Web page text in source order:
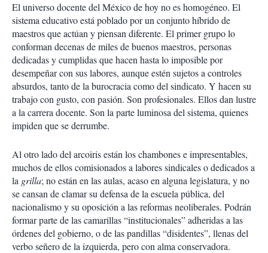
El universo docente del México de hoy no es homogéneo. El
sistema educativo está poblado por un conjunto híbrido de
maestros que actúan y piensan diferente. El primer grupo lo
conforman decenas de miles de buenos maestros, personas
dedicadas y cumplidas que hacen hasta lo imposible por
desempeñar con sus labores, aunque estén sujetos a controles
absurdos, tanto de la burocracia como del sindicato. Y hacen su
trabajo con gusto, con pasión. Son profesionales. Ellos dan lustre
a la carrera docente. Son la parte luminosa del sistema, quienes
impiden que se derrumbe.
Al otro lado del arcoiris están los chambones e impresentables,
muchos de ellos comisionados a labores sindicales o dedicados a
la grilla; no están en las aulas, acaso en alguna legislatura, y no
se cansan de clamar su defensa de la escuela pública, del
nacionalismo y su oposición a las reformas neoliberales. Podrán
formar parte de las camarillas “institucionales” adheridas a las
órdenes del gobierno, o de las pandillas “disidentes”, llenas del
verbo señero de la izquierda, pero con alma conservadora.